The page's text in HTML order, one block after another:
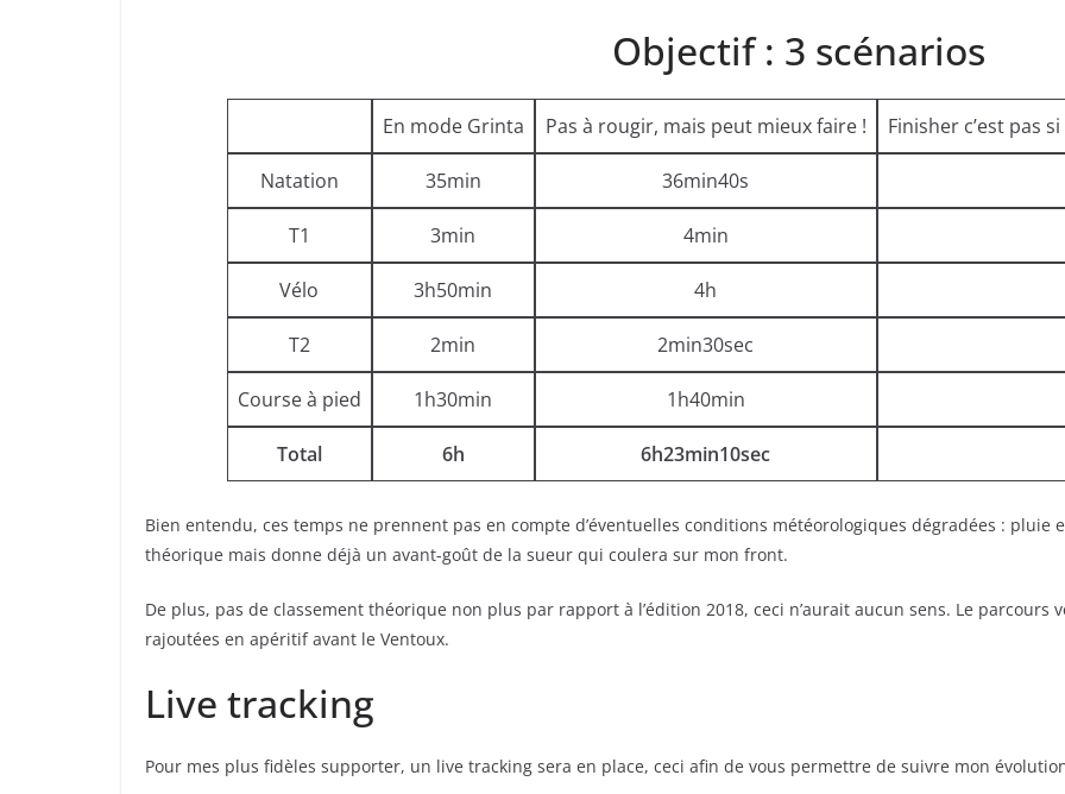
Objectif : 3 scénarios
En mode Grinta Pas à rougir, mais peut mieux faire ! Finisher c’est pas
Natation 35min 36min40s
T1 3min 4min
Vélo 3h50min 4h
T2 2min 2min30sec
Course à pied 1h30min 1h40min
Total 6h 6h23min10sec
Bien entendu, ces temps ne prennent pas en compte d’éventuelles conditions météorologiques dégradées : pluie
théorique mais donne déjà un avant-goût de la sueur qui coulera sur mon front.
De plus, pas de classement théorique non plus par rapport à l’édition 2018, ceci n’aurait aucun sens. Le parcours
rajoutées en apéritif avant le Ventoux.
Live tracking
Pour mes plus fidèles supporter, un live tracking sera en place, ceci afin de vous permettre de suivre mon